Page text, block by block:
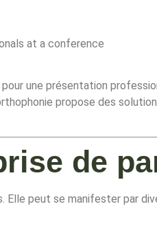
une présentation
propose des
de
Elle peut se manifester par